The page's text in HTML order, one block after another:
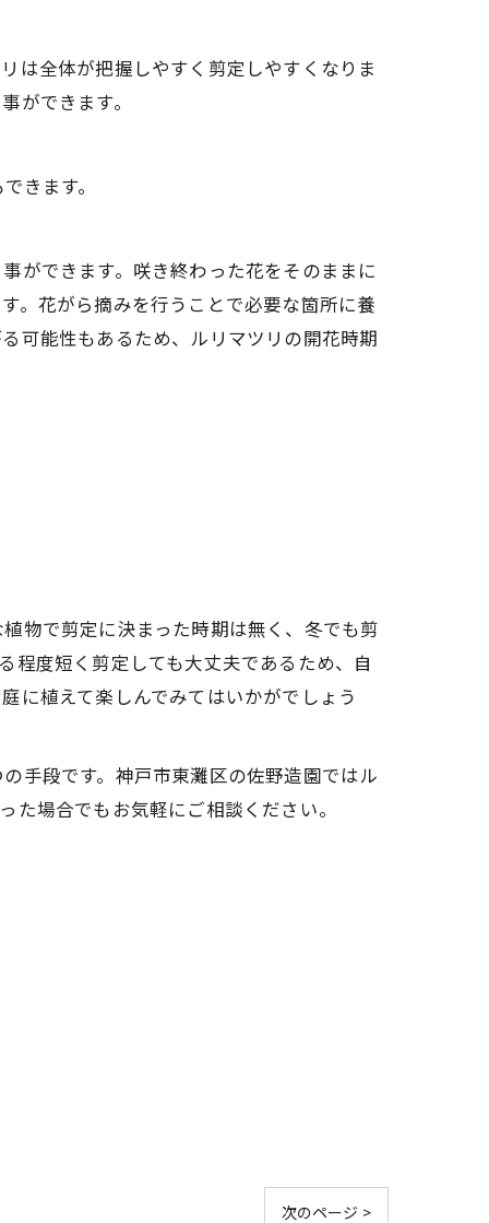
は全体が把握しやすく剪定しやすくなりま
ができます。
きます。
ができます。咲き終わった花をそのままに
。花がら摘みを行うことで必要な箇所に養
可能性もあるため、ルリマツリの開花時期
物で剪定に決まった時期は無く、冬でも剪
程度短く剪定しても大丈夫であるため、自
に植えて楽しんでみてはいかがでしょう
手段です。神戸市東灘区の佐野造園ではル
場合でもお気軽にご相談ください。
次のページ >